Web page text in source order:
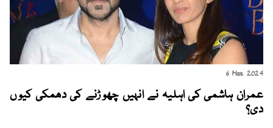
6 Mar 2024
عمران ہاشمی کی اہلیہ نے انہیں چھوڑنے کی دھمکی کیوں
دی؟